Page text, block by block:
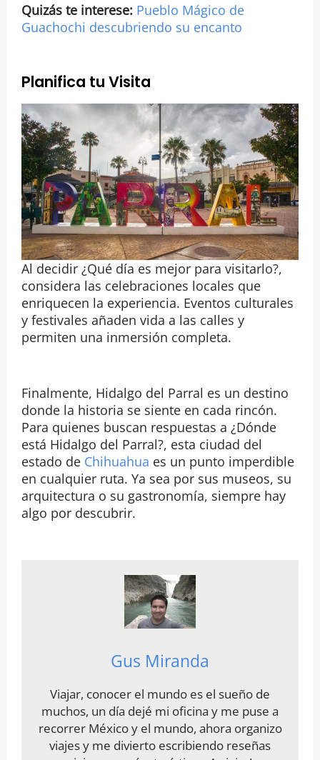
Quizás te interese: Pueblo Mágico de
Guachochi descubriendo su encanto
Planifica tu Visita
Al decidir ¿Qué día es mejor para visitarlo?,
considera las celebraciones locales que
enriquecen la experiencia. Eventos culturales
y festivales añaden vida a las calles y
permiten una inmersión completa.
Finalmente, Hidalgo del Parral es un destino
donde la historia se siente en cada rincón.
Para quienes buscan respuestas a ¿Dónde
está Hidalgo del Parral?, esta ciudad del
estado de Chihuahua es un punto imperdible
en cualquier ruta. Ya sea por sus museos, su
arquitectura o su gastronomía, siempre hay
algo por descubrir.
Gus Miranda
Viajar, conocer el mundo es el sueño de
muchos, un día dejé mi oficina y me puse a
recorrer México y el mundo, ahora organizo
viajes y me divierto escribiendo reseñas